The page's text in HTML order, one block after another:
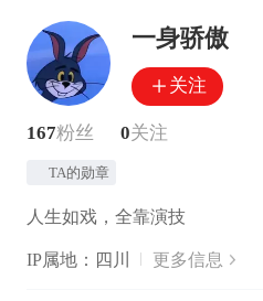
一身骄傲
关注
167粉丝 0关注
TA的勋章
人生如戏，全靠演技
IP属地：四川 更多信息